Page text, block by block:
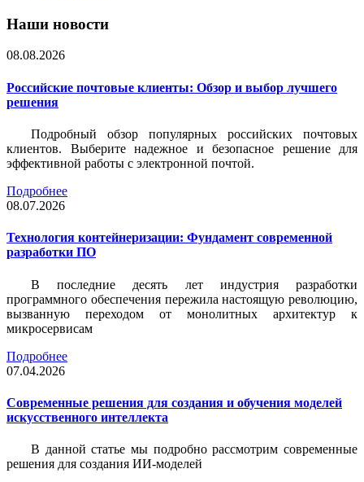
Наши новости
08.08.2026
Российские почтовые клиенты: Обзор и выбор лучшего
решения
Подробный обзор популярных российских почтовых
клиентов. Выберите надежное и безопасное решение для
эффективной работы с электронной почтой.
Подробнее
08.07.2026
Технология контейнеризации: Фундамент современной
разработки ПО
В последние десять лет индустрия разработки
программного обеспечения пережила настоящую революцию,
вызванную переходом от монолитных архитектур к
микросервисам
Подробнее
07.04.2026
Современные решения для создания и обучения моделей
искусственного интеллекта
В данной статье мы подробно рассмотрим современные
решения для создания ИИ-моделей